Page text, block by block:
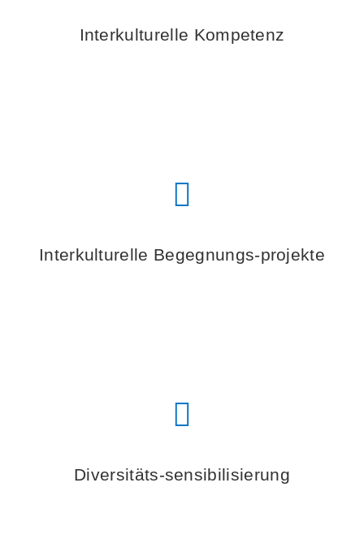
Interkulturelle Kompetenz
Interkulturelle Begegnungs-projekte
Diversitäts-sensibilisierung